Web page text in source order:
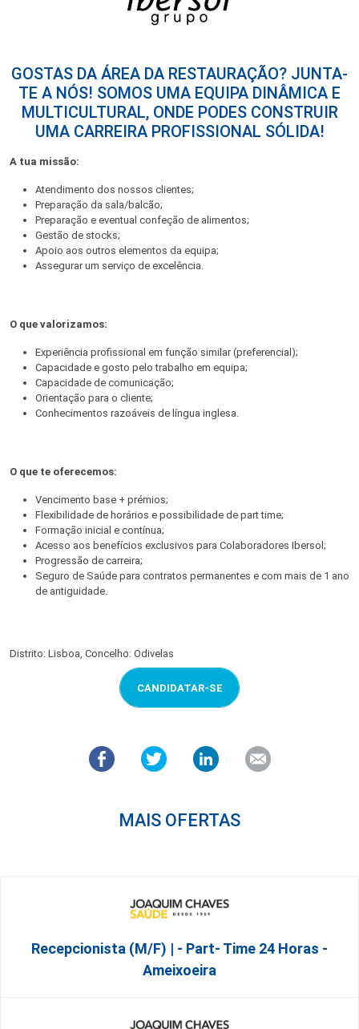
GOSTAS DA ÁREA DA RESTAURAÇÃO? JUNTA-
TE A NÓS! SOMOS UMA EQUIPA DINÂMICA E
MULTICULTURAL, ONDE PODES CONSTRUIR
UMA CARREIRA PROFISSIONAL SÓLIDA!
A tua missão:
Atendimento dos nossos clientes;
Preparação da sala/balcão;
Preparação e eventual confeção de alimentos;
Gestão de stocks;
Apoio aos outros elementos da equipa;
Assegurar um serviço de excelência.
O que valorizamos:
Experiência profissional em função similar (preferencial);
Capacidade e gosto pelo trabalho em equipa;
Capacidade de comunicação;
Orientação para o cliente;
Conhecimentos razoáveis de língua inglesa.
O que te oferecemos:
Vencimento base + prémios;
Flexibilidade de horários e possibilidade de part time;
Formação inicial e contínua;
Acesso aos benefícios exclusivos para Colaboradores Ibersol;
Progressão de carreira;
Seguro de Saúde para contratos permanentes e com mais de 1 ano
de antiguidade.
Distrito: Lisboa, Concelho: Odivelas
CANDIDATAR-SE
MAIS OFERTAS
Recepcionista (M/F) | - Part- Time 24 Horas -
Ameixoeira